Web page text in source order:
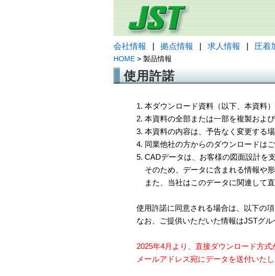
会社情報 拠点情報 求人情報 圧着
HOME > 製品情報
使用許諾
1. 本ダウンロード資料（以下、本資料
2. 本資料の全部または一部を複製およ
3. 本資料の内容は、予告なく変更する
4. 同業他社の方からのダウンロードはご
5. CADデータは、お客様の図面設計を
そのため、データに含まれる情報や
また、当社はこのデータに関連して
使用許諾に同意される場合は、以下の
なお、ご提供いただいた情報はJSTグ
2025年4月より、直接ダウンロード方
メールアドレス宛にデータを送付いた